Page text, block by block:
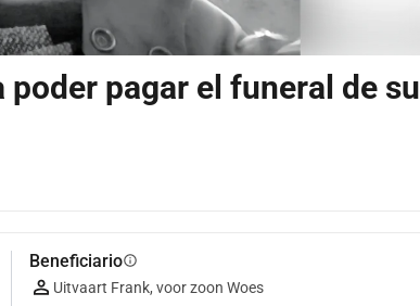
poder pagar el funeral de su
Beneficiarioinfo
Uitvaart Frank, voor zoon Woes